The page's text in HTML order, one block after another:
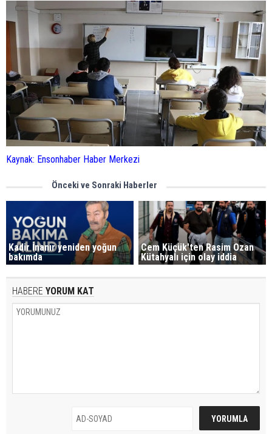
Kaynak: Ensonhaber Haber Merkezi
Önceki ve Sonraki Haberler
Kadir İnanır yeniden yoğun
bakımda
Cem Küçük'ten Rasim Ozan
Kütahyalı için olay iddia
HABERE YORUM KAT